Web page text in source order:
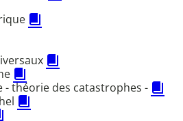
- théorie des catastrophes -